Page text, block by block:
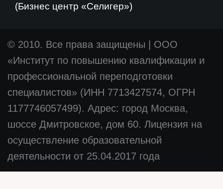
(Бизнес центр «Селигер»)
© 2010. Все права защищены
ООО
«Институт по повышению квалификации и
профессиональной переподготовки
специалистов» (ИНН 7713427574, ОГРН
1177746057499). Адрес: город Москва,
шоссе Дмитровское, дом 60. Лицензия на
осуществление образовательной
деятельности от 25.04.2017 года